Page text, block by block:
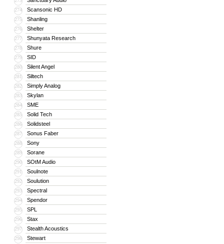
274 Scansonic HD
275 Shanling
276 Shelter
277 Shunyata Research
278 Shure
279 SID
280 Silent Angel
281 Siltech
282 Simply Analog
283 Skylan
284 SME
285 Solid Tech
286 Solidsteel
287 Sonus Faber
288 Sony
289 Sorane
290 SOtM Audio
291 Soulnote
292 Soulution
293 Spectral
294 Spendor
295 SPL
296 Stax
297 Stealth Acoustics
298 Stewart